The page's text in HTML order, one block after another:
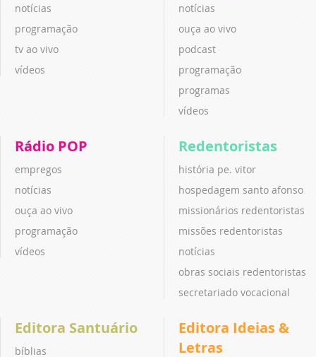
notícias
programação
tv ao vivo
vídeos
notícias
ouça ao vivo
podcast
programação
programas
vídeos
Rádio POP
empregos
notícias
ouça ao vivo
programação
vídeos
Redentoristas
história pe. vitor
hospedagem santo afonso
missionários redentoristas
missões redentoristas
notícias
obras sociais redentoristas
secretariado vocacional
Editora Santuário
bíblias
Editora Ideias &
Letras